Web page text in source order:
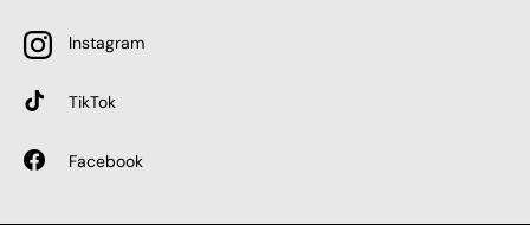
Instagram
TikTok
Facebook